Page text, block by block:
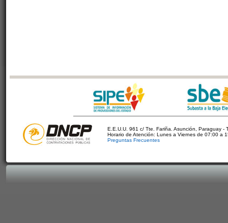
E.E.U.U. 961 c/ Tte. Fariña. Asunción, Paraguay -
Horario de Atención: Lunes a Viernes de 07:00 a
Preguntas Frecuentes